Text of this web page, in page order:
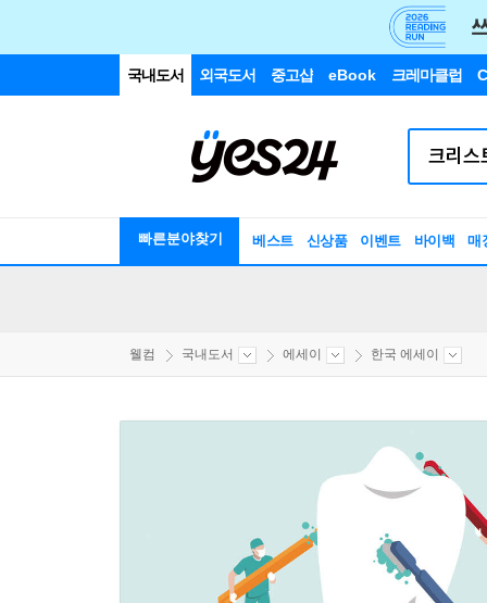
국내도서 외국도서 중고샵 eBook 크레마클럽
빠른분야찾기 베스트 신상품 이벤트 바이백 매
웰컴 국내도서 에세이 한국 에세이